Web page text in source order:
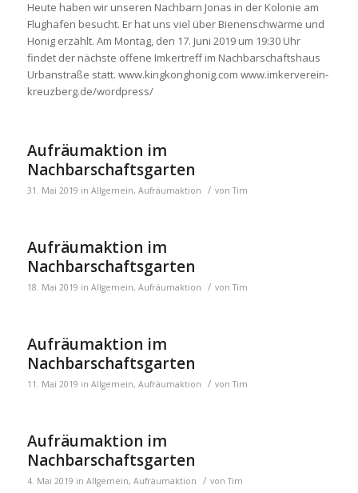
Heute haben wir unseren Nachbarn Jonas in der Kolonie am
Flughafen besucht. Er hat uns viel über Bienenschwärme und
Honig erzählt. Am Montag, den 17. Juni 2019 um 19:30 Uhr
findet der nächste offene Imkertreff im Nachbarschaftshaus
Urbanstraße statt. www.kingkonghonig.com www.imkerverein-
kreuzberg.de/wordpress/
Aufräumaktion im
Nachbarschaftsgarten
31. Mai 2019 in Allgemein, Aufräumaktion / vonTim
Aufräumaktion im
Nachbarschaftsgarten
18. Mai 2019 in Allgemein, Aufräumaktion / vonTim
Aufräumaktion im
Nachbarschaftsgarten
11. Mai 2019 in Allgemein, Aufräumaktion / vonTim
Aufräumaktion im
Nachbarschaftsgarten
4. Mai 2019 in Allgemein, Aufräumaktion / vonTim